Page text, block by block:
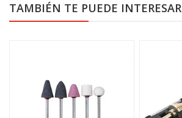
TAMBIÉN TE PUEDE INTERESAR